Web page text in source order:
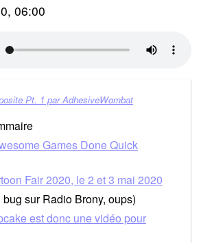
06:00
Pt. 1 par AdhesiveWombat
Games Done Quick
Fair 2020, le 2 et 3 mai 2020
sur Radio Brony, oups)
est donc une vidéo pour